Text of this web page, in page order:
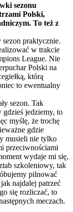
sezonu
Polski,
To też z
sezon praktycznie.
w trakcie
League. Nie
Polski na
którą
to ewentualny
sezon. Tak
gdzieś jedziemy, to
myślę, że trochę
gdzie
musieli nie tylko
przeciwnościami
wydaje mi się,
szkoleniowy, tak
pilnować
najdalej patrzeć
się rozliczać, to
meczach.